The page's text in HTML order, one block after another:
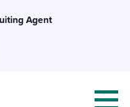
Agent